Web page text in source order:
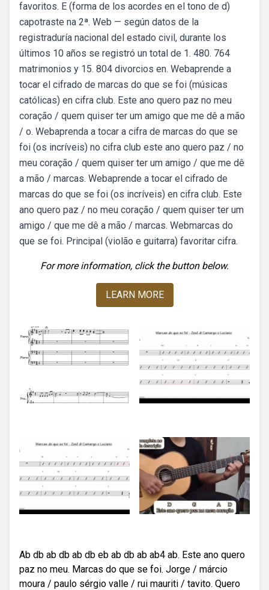
favoritos. E (forma de los acordes en el tono de d)
capotraste na 2ª. Web — según datos de la
registraduría nacional del estado civil, durante los
últimos 10 años se registró un total de 1. 480. 764
matrimonios y 15. 804 divorcios en. Webaprende a
tocar el cifrado de marcas do que se foi (músicas
católicas) en cifra club. Este ano quero paz no meu
coração / quem quiser ter um amigo que me dê a mão
/ o. Webaprenda a tocar a cifra de marcas do que se
foi (os incríveis) no cifra club este ano quero paz / no
meu coração / quem quiser ter um amigo / que me dê
a mão / marcas. Webaprende a tocar el cifrado de
marcas do que se foi (os incríveis) en cifra club. Este
ano quero paz / no meu coração / quem quiser ter um
amigo / que me dê a mão / marcas. Webmarcas do
que se foi. Principal (violão e guitarra) favoritar cifra.
For more information, click the button below.
LEARN MORE
Ab db ab db ab db eb ab db ab ab4 ab. Este ano quero
paz no meu. Marcas do que se foi. Jorge / márcio
moura / paulo sérgio valle / rui mauriti / tavito. Quero